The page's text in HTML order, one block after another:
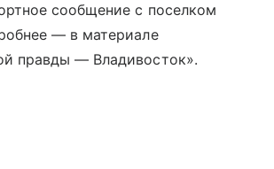
сообщение с поселком
— в материале
правды — Владивосток».